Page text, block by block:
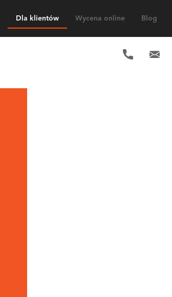
Dla klientów Wycena online Blog